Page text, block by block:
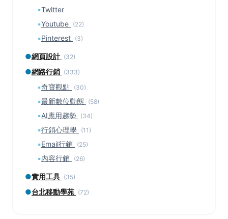
▪Twitter
▪Youtube (22)
▪Pinterest (3)
●網頁設計 (32)
●網路行銷 (333)
▪奇寶觀點 (30)
▪最新數位動態 (58)
▪AI應用趨勢 (34)
▪行銷心理學 (11)
▪Email行銷 (25)
▪內容行銷 (26)
●實用工具 (35)
●台北移動學苑 (72)